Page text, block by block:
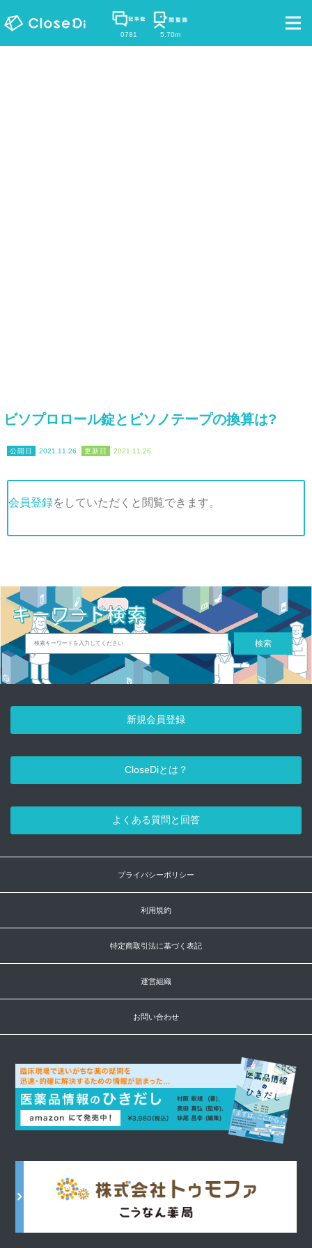
0781 5.70m
ビソプロロール錠とビソノテープの換算は?
2021.11.26 2021.11.26
会員登録をしていただくと閲覧できます。
検索
新規会員登録
CloseDiとは？
よくある質問と回答
プライバシーポリシー
利用規約
特定商取引法に基づく表記
運営組織
お問い合わせ